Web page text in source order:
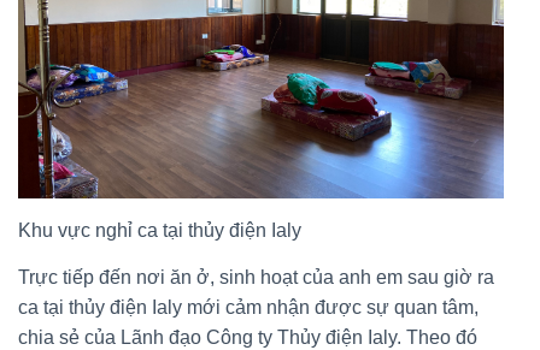
Khu vực nghỉ ca tại thủy điện Ialy
Trực tiếp đến nơi ăn ở, sinh hoạt của anh em sau giờ ra
ca tại thủy điện Ialy mới cảm nhận được sự quan tâm,
chia sẻ của Lãnh đạo Công ty Thủy điện Ialy. Theo đó